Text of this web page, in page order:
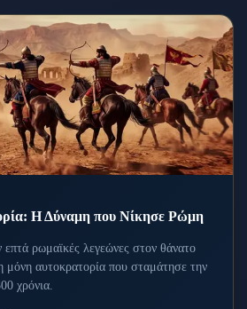
Η Δύναμη που Νίκησε Ρώμη
ρωμαϊκές λεγεώνες στον θάνατο
μόνη αυτοκρατορία που σταμάτησε την
χρόνια.